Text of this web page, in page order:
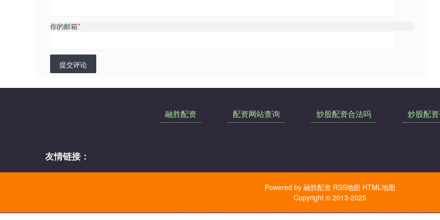
你的邮箱*
提交评论
融胜配资 配资网站查询 炒股配资合法吗 炒股配
友情链接：
Powered by 融胜配资 RSS地图 HTML地图
Copyright © 2013-2025